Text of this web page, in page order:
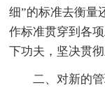
细”的标准去衡量
作标准贯穿到各
下功夫，坚决贯
二、对新的